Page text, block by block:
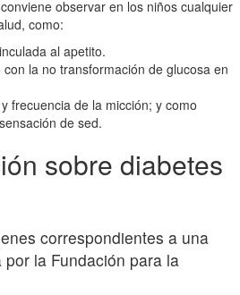
observar en los niños cualquier
como:
al apetito.
la no transformación de glucosa en
frecuencia de la micción; y como
de sed.
sobre diabetes
correspondientes a una
la Fundación para la